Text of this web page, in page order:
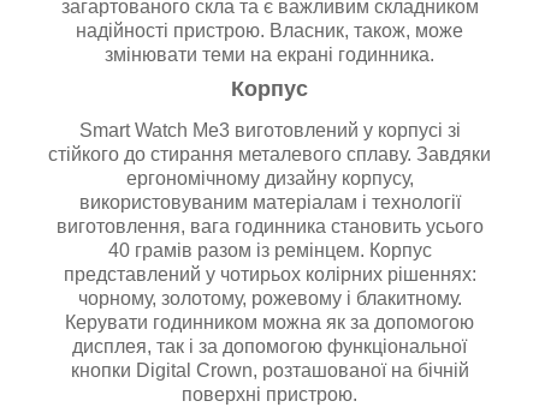
загартованого скла та є важливим складником
надійності пристрою. Власник, також, може
змінювати теми на екрані годинника.
Корпус
Smart Watch Me3 виготовлений у корпусі зі
стійкого до стирання металевого сплаву. Завдяки
ергономічному дизайну корпусу,
використовуваним матеріалам і технології
виготовлення, вага годинника становить усього
40 грамів разом із ремінцем. Корпус
представлений у чотирьох колірних рішеннях:
чорному, золотому, рожевому і блакитному.
Керувати годинником можна як за допомогою
дисплея, так і за допомогою функціональної
кнопки Digital Crown, розташованої на бічній
поверхні пристрою.